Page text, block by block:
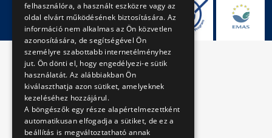
felhasználóra, a használt eszközre vagy az
oldal elvárt működésének biztosítására. Az
információ nem alkalmas az Ön közvetlen
azonosítására, de segítségével Ön
személyre szabottabb internetélményhez
jut. Ön dönti el, hogy engedélyezi-e sütik
használatát. Az alábbiakban Ön
kiválaszthatja azon sütiket, amelyeknek
kezeléséhez hozzájárul.
A böngészők egy része alapértelmezettként
automatikusan elfogadja a sütiket, de ez a
beállítás is megváltoztatható annak